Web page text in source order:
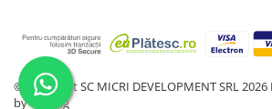
©Copyright SC MICRI DEVELOPMENT SRL 2026
by Gomag